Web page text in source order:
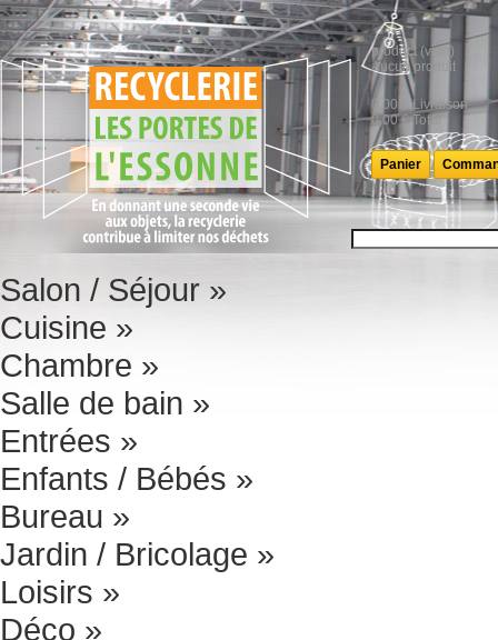
product (vide)
Aucun produit
0,00 €
Livraison
0,00 € Total
Panier
Salon / Séjour »
Cuisine »
Chambre »
Salle de bain »
Entrées »
Enfants / Bébés »
Bureau »
Jardin / Bricolage »
Loisirs »
Déco »